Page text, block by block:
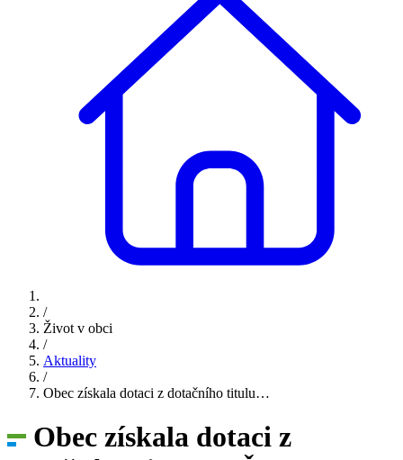
/
Život v obci
/
Aktuality
/
Obec získala dotaci z dotačního titulu…
Obec získala dotaci z